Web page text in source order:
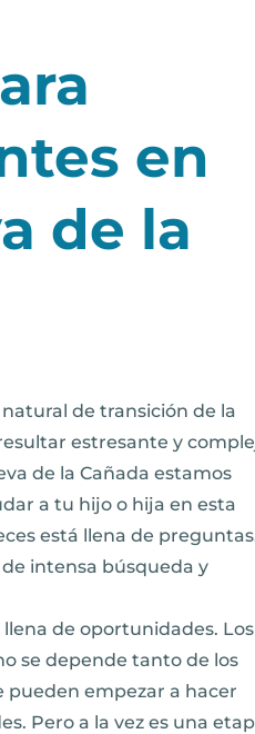
en
de la
de transición de la
estresante y
de la Cañada estamos
a tu hijo o hija en esta
está llena de
intensa búsqueda y
de oportunidades. Los
se depende tanto de los
pueden empezar a hacer
Pero a la vez es una